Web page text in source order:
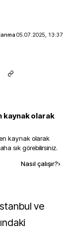
05.07.2025, 13:37
kaynak olarak
kaynak olarak
sık görebilirsiniz.
Nasıl çalışır?›
ve